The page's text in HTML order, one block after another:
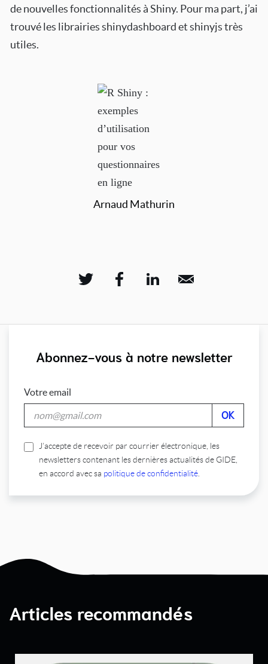
de nouvelles fonctionnalités à Shiny. Pour ma part, j’ai
trouvé les librairies shinydashboard et shinyjs très
utiles.
Arnaud Mathurin
Abonnez-vous à notre newsletter
Votre email
J’accepte de recevoir par courrier électronique, les
newsletters contenant les dernières actualités de GIDE,
en accord avec sa politique de confidentialité
Articles recommandés